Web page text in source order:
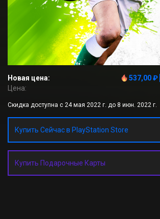
Новая цена: 537,00 ₽
Цена:
Скидка доступна с 24 мая 2022 г. до 8 июн. 2022 г.
Купить Сейчас в PlayStation Store
Купить Подарочные Карты